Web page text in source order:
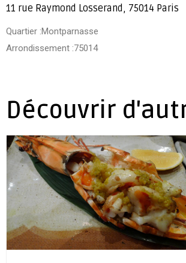
11 rue Raymond Losserand, 75014 Paris
Quartier :Montparnasse
Arrondissement :75014
Découvrir